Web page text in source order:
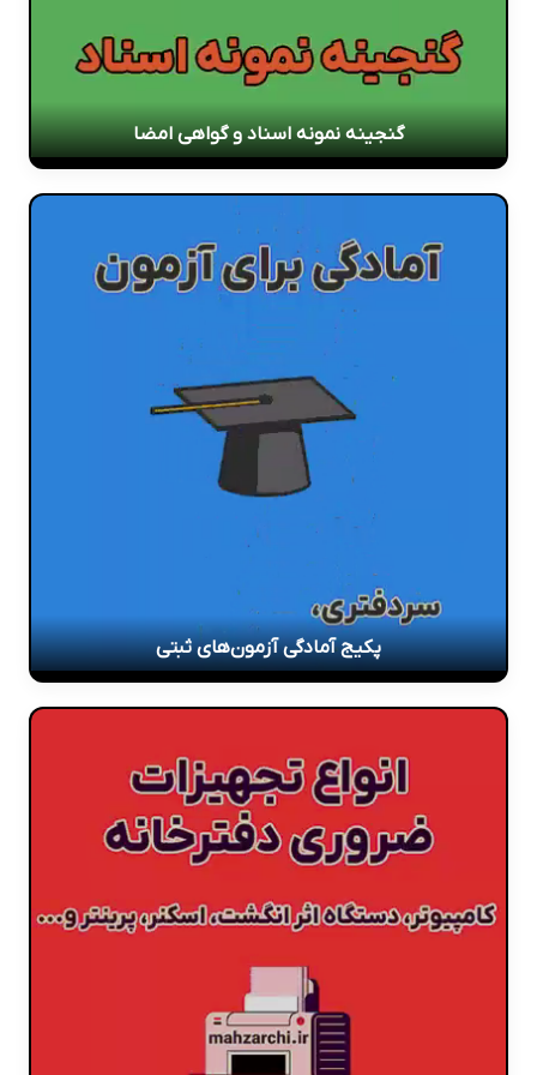
گنجینه نمونه اسناد و گواهی امضا
پکیج آمادگی آزمون‌های ثبتی